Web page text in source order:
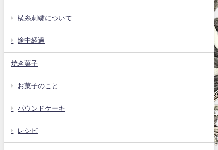
横糸刺繍について
途中経過
焼き菓子
お菓子のこと
パウンドケーキ
レシピ